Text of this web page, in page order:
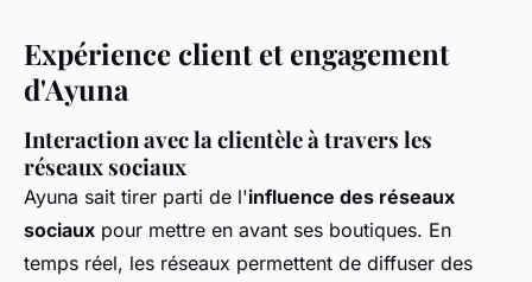
Expérience client et engagement
d'Ayuna
Interaction avec la clientèle à travers les
réseaux sociaux
Ayuna sait tirer parti de l'influence des réseaux
sociaux pour mettre en avant ses boutiques. En
temps réel, les réseaux permettent de diffuser des